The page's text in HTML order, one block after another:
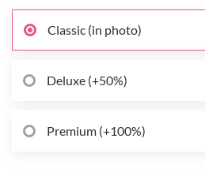
Classic (in photo)
Deluxe (+50%)
Premium (+100%)